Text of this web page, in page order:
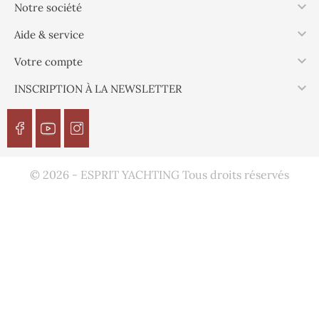
Notre société 
Aide & service 
Votre compte 
INSCRIPTION À LA NEWSLETTER 
© 2026 - ESPRIT YACHTING Tous droits réservés